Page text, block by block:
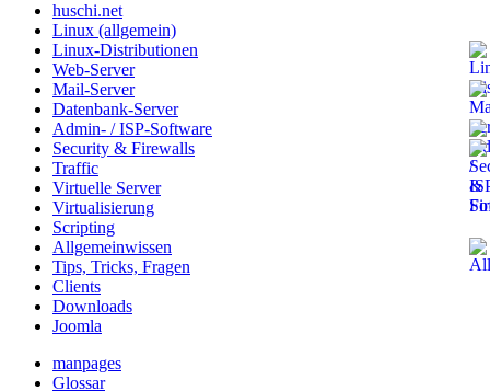
huschi.net
Linux (allgemein)
Linux-Distributionen
Web-Server
Mail-Server
Datenbank-Server
Admin- / ISP-Software
Security & Firewalls
Traffic
Virtuelle Server
Virtualisierung
Scripting
Allgemeinwissen
Tips, Tricks, Fragen
Clients
Downloads
Joomla
manpages
Glossar